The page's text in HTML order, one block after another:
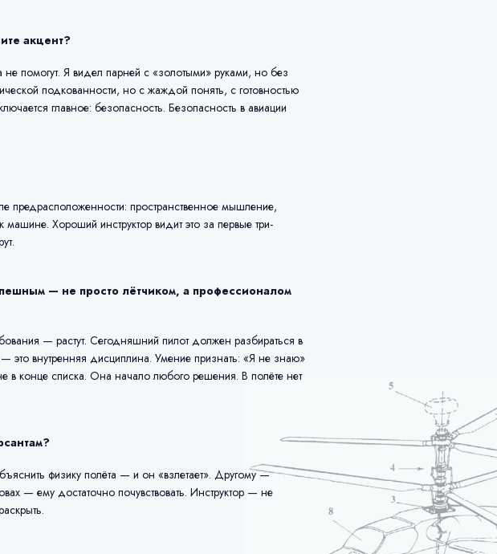
акцент?
помогут. Я видел парней с «золотыми» руками, но без
подкованности, но с жаждой понять, с готовностью
главное: безопасность. Безопасность в авиации
пространственное мышление,
машине. Хороший инструктор видит это за первые три-
— не просто лётчиком, а профессионалом
— растут. Сегодняшний пилот должен разбираться в
это внутренняя дисциплина. Умение признать: «Я не знаю»
конце списка. Она начало любого решения. В полёте нет
физику полёта — и он «взлетает». Другому —
— ему достаточно почувствовать. Инструктор — не